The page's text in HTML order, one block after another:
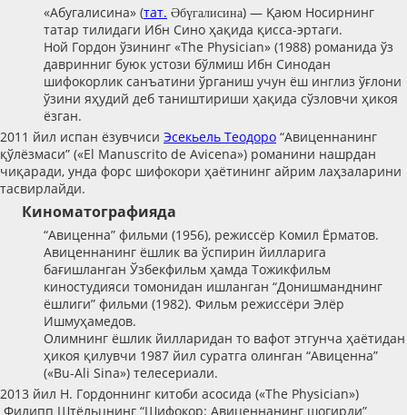
«Абугалисина» (тат. Әбүгалисина) — Қаюм Носирнинг
татар тилидаги Ибн Сино ҳақида қисса-эртаги.
Ной Гордон ўзининг «The Physician» (1988) романида ўз
давринниг буюк устози бўлмиш Ибн Синодан
шифокорлик санъатини ўрганиш учун ёш инглиз ўғлони
ўзини яҳудий деб таништириши ҳақида сўзловчи ҳикоя
ёзган.
2011 йил испан ёзувчиси Эсекьель Теодоро “Авиценнанинг
қўлёзмаси” («El Manuscrito de Avicena») романини нашрдан
чиқаради, унда форс шифокори ҳаётининг айрим лаҳзаларини
тасвирлайди.
Киноматографияда
“Авиценна” фильми (1956), режиссёр Комил Ёрматов.
Авиценнанинг ёшлик ва ўспирин йилларига
бағишланган Ўзбекфильм ҳамда Тожикфильм
киностудияси томонидан ишланган “Донишманднинг
ёшлиги” фильми (1982). Фильм режиссёри Элёр
Ишмуҳамедов.
Олимнинг ёшлик йилларидан то вафот этгунча ҳаётидан
ҳикоя қилувчи 1987 йил суратга олинган “Авиценна”
(«Bu-Ali Sina») телесериали.
2013 йил Н. Гордоннинг китоби асосида («The Physician»)
Филипп Штёльцнинг “Шифокор: Авиценнанинг шогирди”